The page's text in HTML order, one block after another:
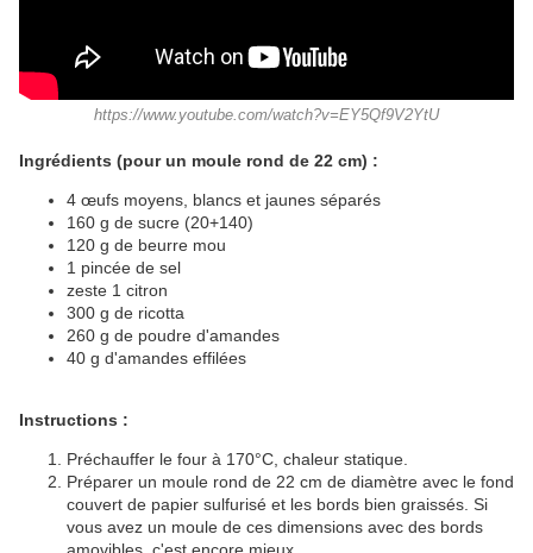
https://www.youtube.com/watch?v=EY5Qf9V2YtU
Ingrédients (pour un moule rond de 22 cm) :
4 œufs moyens, blancs et jaunes séparés
160 g de sucre (20+140)
120 g de beurre mou
1 pincée de sel
zeste 1 citron
300 g de ricotta
260 g de poudre d'amandes
40 g d'amandes effilées
Instructions :
Préchauffer le four à 170°C, chaleur statique.
Préparer un moule rond de 22 cm de diamètre avec le fond
couvert de papier sulfurisé et les bords bien graissés. Si
vous avez un moule de ces dimensions avec des bords